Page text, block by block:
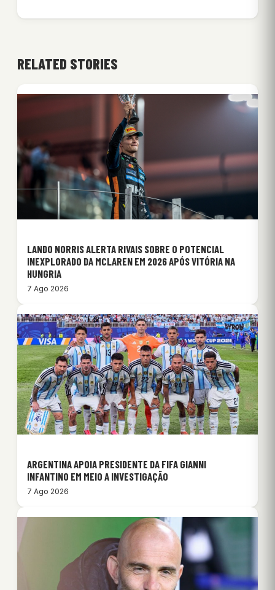
RELATED STORIES
LANDO NORRIS ALERTA RIVAIS SOBRE O POTENCIAL
INEXPLORADO DA MCLAREN EM 2026 APÓS VITÓRIA NA
HUNGRIA
7 Ago 2026
ARGENTINA APOIA PRESIDENTE DA FIFA GIANNI
INFANTINO EM MEIO A INVESTIGAÇÃO
7 Ago 2026